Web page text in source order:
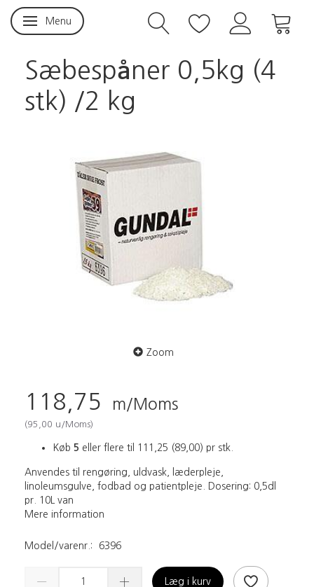
Skifte navigation
Menu
Sæbespåner 0,5kg (4
stk) /2 kg
Zoom
118,75 m/Moms
(95,00 u/Moms)
Køb 5 eller flere til 111,25 (89,00) pr stk.
Anvendes til rengøring, uldvask, læderpleje,
linoleumsgulve, fodbad og patientpleje. Dosering: 0,5dl
pr. 10L van
Mere information
Model/varenr.: 6396
Læg i kurv